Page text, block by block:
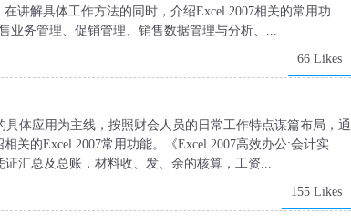
讲解具体工作方法的同时，介绍Excel 2007相关的常用功
业务管理、促销管理、销售数据管理与分析、...
66 Likes
具体应用为主线，按照财会人员的日常工作特点谋篇布局，通
关的Excel 2007常用功能。《Excel 2007高效办公:会计实
汇总及总账，材料收、发、余的核算，工资...
155 Likes